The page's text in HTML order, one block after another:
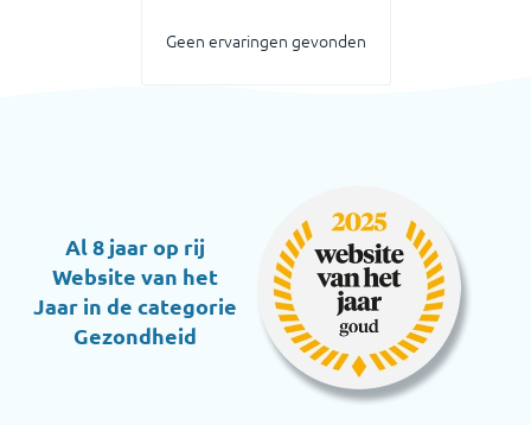
Geen ervaringen gevonden
Al 8 jaar op rij
Website van het
Jaar in de categorie
Gezondheid